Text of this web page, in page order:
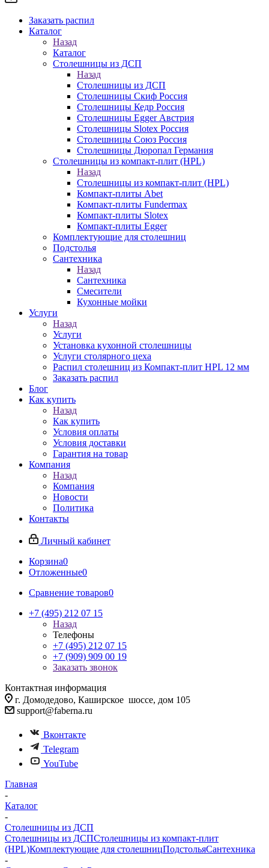
Заказать распил
Каталог
Назад
Каталог
Столешницы из ДСП
Назад
Столешницы из ДСП
Столешницы Скиф Россия
Столешницы Кедр Россия
Столешницы Egger Австрия
Столешницы Slotex Россия
Столешницы Союз Россия
Столешницы Дюропал Германия
Столешницы из компакт-плит (HPL)
Назад
Столешницы из компакт-плит (HPL)
Компакт-плиты Abet
Компакт-плиты Fundermax
Компакт-плиты Slotex
Компакт-плиты Egger
Комплектующие для столешниц
Подстолья
Сантехника
Назад
Сантехника
Смесители
Кухонные мойки
Услуги
Назад
Услуги
Установка кухонной столешницы
Услуги столярного цеха
Распил столешниц из Компакт-плит HPL 12 мм
Заказать распил
Блог
Как купить
Назад
Как купить
Условия оплаты
Условия доставки
Гарантия на товар
Компания
Назад
Компания
Новости
Политика
Контакты
Личный кабинет
Корзина0
Отложенные0
Сравнение товаров0
+7 (495) 212 07 15
Назад
Телефоны
+7 (495) 212 07 15
+7 (909) 909 00 19
Заказать звонок
Контактная информация
г. Домодедово, Каширское шоссе, дом 105
support@faberna.ru
Вконтакте
Telegram
YouTube
Главная
-
Каталог
-
Столешницы из ДСП
Столешницы из ДСПСтолешницы из компакт-плит
(HPL)Комплектующие для столешницПодстольяСантехника
-